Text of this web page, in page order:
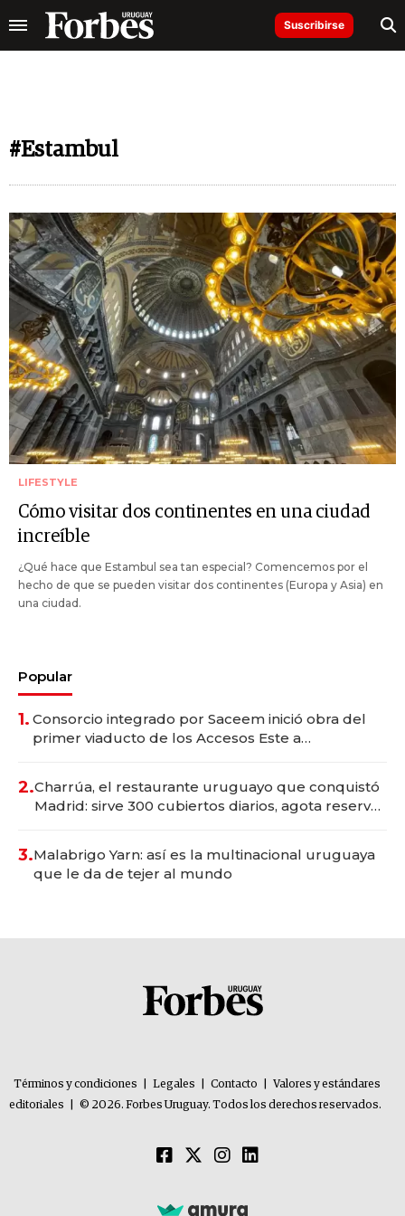
Suscribirse
#Estambul
LIFESTYLE
Cómo visitar dos continentes en una ciudad
increíble
¿Qué hace que Estambul sea tan especial? Comencemos por el
hecho de que se pueden visitar dos continentes (Europa y Asia) en
una ciudad.
Popular
1. Consorcio integrado por Saceem inició obra del
primer viaducto de los Accesos Este a
2.Charrúa, el restaurante uruguayo que conquistó
Madrid: sirve 300 cubiertos diarios, agota reservas
3.Malabrigo Yarn: así es la multinacional uruguaya
que le da de tejer al mundo
Términos y condiciones Legales Contacto
Valores y estándares
editoriales
© 2026. Forbes Uruguay. Todos los derechos reservados.